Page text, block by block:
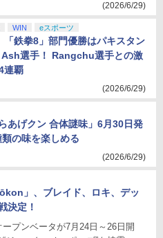
(2026/6/29)
WIN eスポーツ
「鉄拳8」部門優勝はパキスタン
選手！ Rangchu選手との激
連覇
(2026/6/29)
あげクン 合体謎味」6月30日発
の味を楽しめる
(2026/6/29)
」、ブレイド、ロキ、デッ
決定！
プンベータが7月24日～26日開